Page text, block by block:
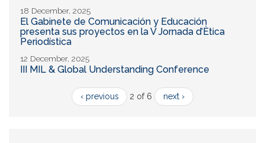
18 December, 2025
El Gabinete de Comunicación y Educación
presenta sus proyectos en la V Jornada d’Ètica
Periodística
12 December, 2025
III MIL & Global Understanding Conference
‹ previous 2 of 6 next ›